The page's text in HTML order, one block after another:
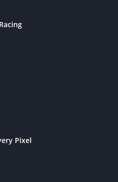
Pixel